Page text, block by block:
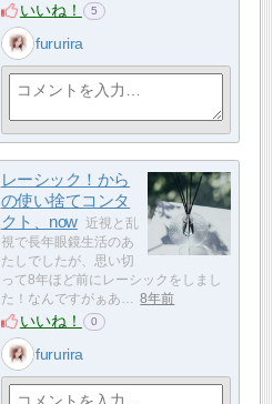
いいね！ 5
fururira
レーシック！から
の使い捨てコンタ
クト、now
近視と乱
視で長年眼鏡生活のあ
たしでしたが、思い切
って8年ほど前にレーシックをしまし
た！なんですがぁあ…
8年前
いいね！ 0
fururira